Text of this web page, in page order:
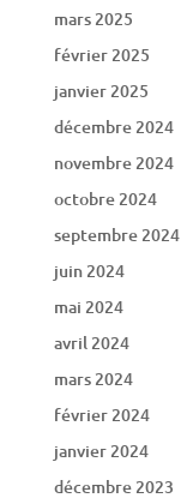
mars 2025
février 2025
janvier 2025
décembre 2024
novembre 2024
octobre 2024
septembre 2024
juin 2024
mai 2024
avril 2024
mars 2024
février 2024
janvier 2024
décembre 2023